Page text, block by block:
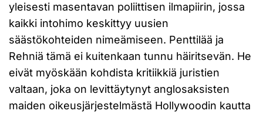
yleisesti masentavan poliittisen ilmapiirin, jossa
kaikki intohimo keskittyy uusien
säästökohteiden nimeämiseen. Penttilää ja
Rehniä tämä ei kuitenkaan tunnu häiritsevän. He
eivät myöskään kohdista kritiikkiä juristien
valtaan, joka on levittäytynyt anglosaksisten
maiden oikeusjärjestelmästä Hollywoodin kautta